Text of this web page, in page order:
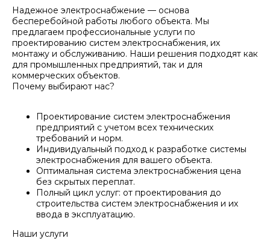
Надежное электроснабжение — основа
бесперебойной работы любого объекта. Мы
предлагаем профессиональные услуги по
проектированию систем электроснабжения, их
монтажу и обслуживанию. Наши решения подходят как
для промышленных предприятий, так и для
коммерческих объектов.
Почему выбирают нас?
Проектирование систем электроснабжения
предприятий с учетом всех технических
требований и норм.
Индивидуальный подход к разработке системы
электроснабжения для вашего объекта.
Оптимальная система электроснабжения цена
без скрытых переплат.
Полный цикл услуг: от проектирования до
строительства систем электроснабжения и их
ввода в эксплуатацию.
Наши услуги